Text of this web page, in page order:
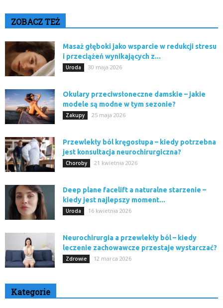
ZOBACZ TEŻ
Masaż głęboki jako wsparcie w redukcji stresu
i przeciążeń wynikających z...
Uroda 30 maja 2026
Okulary przeciwsłoneczne damskie – jakie
modele są modne w tym sezonie?
Zakupy 25 maja 2026
Przewlekły ból kręgosłupa – kiedy potrzebna
jest konsultacja neurochirurgiczna?
Choroby 21 kwietnia 2026
Deep plane facelift a naturalne starzenie –
kiedy jest najlepszy moment...
Uroda 16 kwietnia 2026
Neurochirurgia a przewlekły ból – kiedy
leczenie zachowawcze przestaje wystarczać?
Zdrowie 12 marca 2026
Kategorie